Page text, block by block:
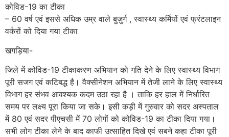
कोविड-19 का टीका
– 60 वर्ष एवं इससे अधिक उम्र वाले बुज़ुर्ग , स्वास्थ्य कर्मियों एवं फ्रंटलाइन
वर्करों को दिया गया टीका
खगड़िया-
जिले में कोविड-19 टीकाकरण अभियान को गति देने के लिए स्वास्थ्य विभाग
पूरी सजग एवं कटिबद्ध है। वैक्सीनेशन अभियान में तेजी लाने के लिए स्वास्थ्य
विभाग हर संभव आवश्यक कदम उठा रहा है । ताकि हर हाल में निर्धारित
समय पर लक्ष्य पूरा किया जा सके। इसी कड़ी में गुरुवार को सदर अस्पताल
में 80 एवं सदर पीएचसी में 70 लोगों को कोविड-19 का टीका दिया गया।
सभी लोग टीका लेने के बाद काफी उत्साहित दिखे एवं सबने कहा टीका पूरी